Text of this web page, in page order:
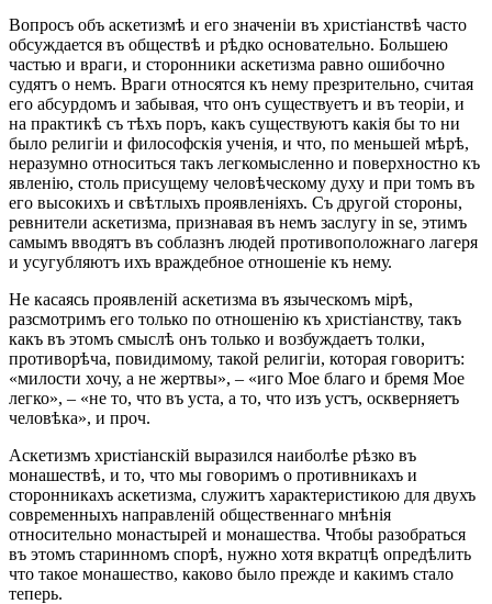
Вопросъ объ аскетизмѣ и его значеніи въ христіанствѣ часто
обсуждается въ обществѣ и рѣдко основательно. Большею
частью и враги, и сторонники аскетизма равно ошибочно
судятъ о немъ. Враги относятся къ нему презрительно, считая
его абсурдомъ и забывая, что онъ существуетъ и въ теоріи, и
на практикѣ съ тѣхъ поръ, какъ существуютъ какія бы то ни
было религіи и философскія ученія, и что, по меньшей мѣрѣ,
неразумно относиться такъ легкомысленно и поверхностно къ
явленію, столь присущему человѣческому духу и при томъ въ
его высокихъ и свѣтлыхъ проявленіяхъ. Съ другой стороны,
ревнители аскетизма, признавая въ немъ заслугу in se, этимъ
самымъ вводятъ въ соблазнъ людей противоположнаго лагеря
и усугубляютъ ихъ враждебное отношеніе къ нему.
Не касаясь проявленій аскетизма въ языческомъ мірѣ,
разсмотримъ его только по отношенію къ христіанству, такъ
какъ въ этомъ смыслѣ онъ только и возбуждаетъ толки,
противорѣча, повидимому, такой религіи, которая говоритъ:
«милости хочу, а не жертвы», – «иго Мое благо и бремя Мое
легко», – «не то, что въ уста, а то, что изъ устъ, оскверняетъ
человѣка», и проч.
Аскетизмъ христіанскій выразился наиболѣе рѣзко въ
монашествѣ, и то, что мы говоримъ о противникахъ и
сторонникахъ аскетизма, служитъ характеристикою для двухъ
современныхъ направленій общественнаго мнѣнія
относительно монастырей и монашества. Чтобы разобраться
въ этомъ старинномъ спорѣ, нужно хотя вкратцѣ опредѣлить
что такое монашество, каково было прежде и какимъ стало
теперь.